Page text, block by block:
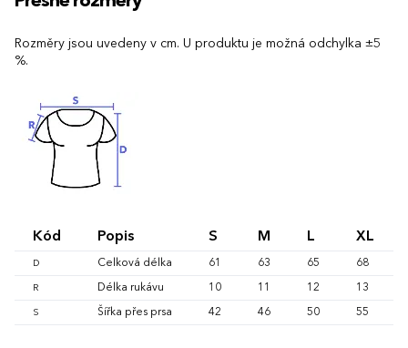
Rozměry jsou uvedeny v cm. U produktu je možná odchylka ±5
%.
Kód Popis S M L XL
D Celková délka 61 63 65 68
R Délka rukávu 10 11 12 13
S Šířka přes prsa 42 46 50 55